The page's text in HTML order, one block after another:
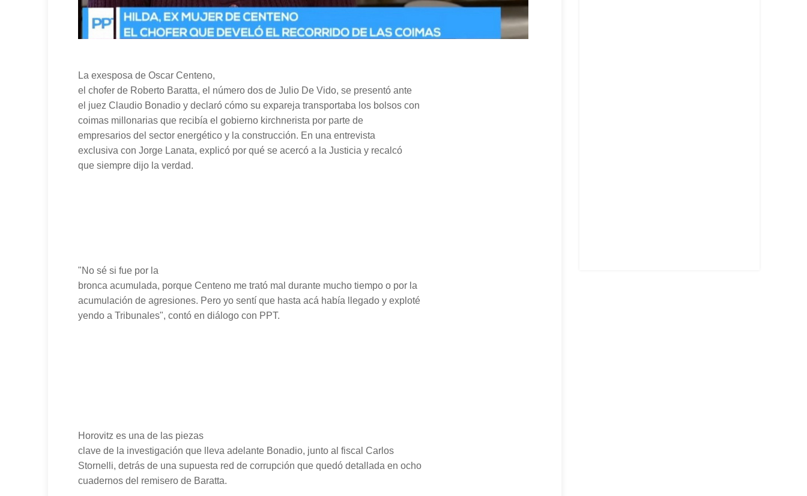
La exesposa de Oscar Centeno,
el chofer de Roberto Baratta, el número dos de Julio De Vido, se presentó ante
el juez Claudio Bonadio y declaró cómo su expareja transportaba los bolsos con
coimas millonarias que recibía el gobierno kirchnerista por parte de
empresarios del sector energético y la construcción. En una entrevista
exclusiva con Jorge Lanata, explicó por qué se acercó a la Justicia y recalcó
que siempre dijo la verdad.
"No sé si fue por la
bronca acumulada, porque Centeno me trató mal durante mucho tiempo o por la
acumulación de agresiones. Pero yo sentí que hasta acá había llegado y exploté
yendo a Tribunales", contó en diálogo con PPT.
Horovitz es una de las piezas
clave de la investigación que lleva adelante Bonadio, junto al fiscal Carlos
Stornelli, detrás de una supuesta red de corrupción que quedó detallada en ocho
cuadernos del remisero de Baratta.